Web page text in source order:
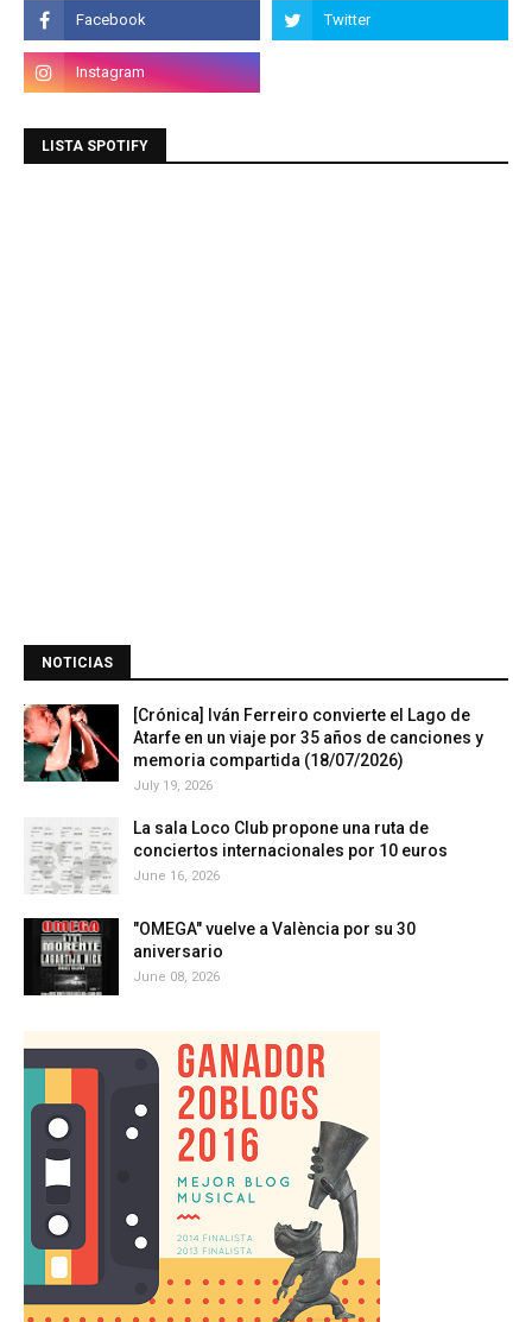
LISTA SPOTIFY
NOTICIAS
[Crónica] Iván Ferreiro convierte el Lago de
Atarfe en un viaje por 35 años de canciones y
memoria compartida (18/07/2026)
July 19, 2026
La sala Loco Club propone una ruta de
conciertos internacionales por 10 euros
June 16, 2026
"OMEGA" vuelve a València por su 30
aniversario
June 08, 2026